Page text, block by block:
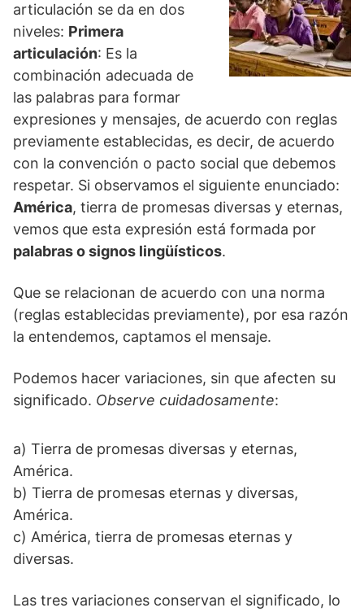
articulación se da en dos
niveles: Primera
articulación: Es la
combinación adecuada de
las palabras para formar
expresiones y mensajes, de acuerdo con reglas
previamente establecidas, es decir, de acuerdo
con la convención o pacto social que debemos
respetar. Si observamos el siguiente enunciado:
América, tierra de promesas diversas y eternas,
vemos que esta expresión está formada por
palabras o signos lingüísticos.
Que se relacionan de acuerdo con una norma
(reglas establecidas previamente), por esa razón
la entendemos, captamos el mensaje.
Podemos hacer variaciones, sin que afecten su
significado. Observe cuidadosamente:
a) Tierra de promesas diversas y eternas,
América.
b) Tierra de promesas eternas y diversas,
América.
c) América, tierra de promesas eternas y
diversas.
Las tres variaciones conservan el significado, lo